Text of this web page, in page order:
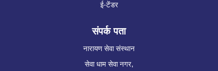
ई-टेंडर
संपर्क पता
नारायण सेवा संस्थान
सेवा धाम सेवा नगर,